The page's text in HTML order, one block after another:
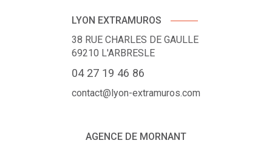
LYON EXTRAMUROS
38 RUE CHARLES DE GAULLE
69210 L'ARBRESLE
04 27 19 46 86
contact@lyon-extramuros.com
AGENCE DE MORNANT